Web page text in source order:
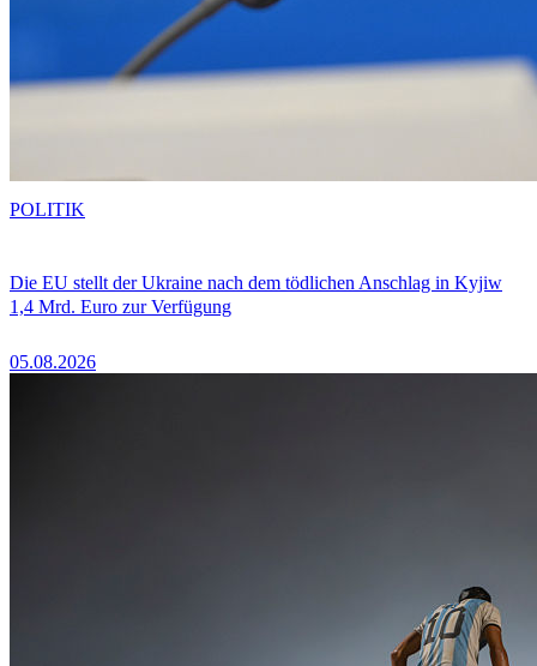
Die EU stellt der Ukraine nach dem tödlichen Anschlag in Kyjiw
1,4 Mrd. Euro zur Verfügung
05.08.2026
POLITIK